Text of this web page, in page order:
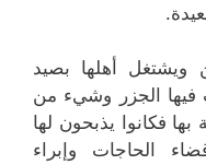
أهلها بصيد
فيها الجزر وشيء من
بها فكانوا يذبحون لها
الحاجات وإبراء